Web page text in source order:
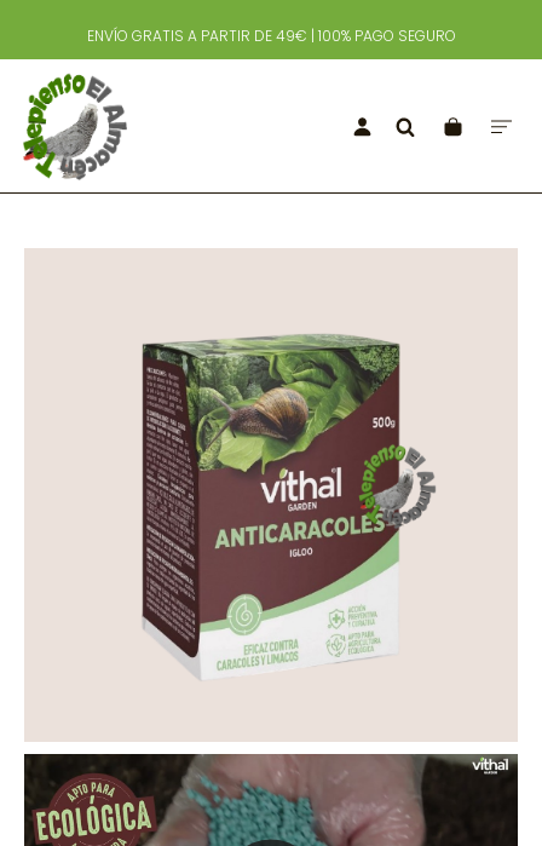
ENVÍO GRATIS A PARTIR DE 49€ | 100% PAGO SEGURO